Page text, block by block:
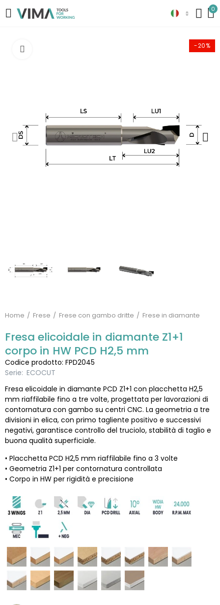
0
-20%
Home Frese Frese con gambo dritte Frese in diamante
Fresa elicoidale in diamante Z1+1
corpo in HW PCD H2,5 mm
Codice prodotto: FPD2045
Serie: ECOCUT
Fresa elicoidale in diamante PCD Z1+1 con placchetta H2,5
mm riaffilabile fino a tre volte, progettata per lavorazioni di
contornatura con gambo su centri CNC. La geometria a tre
divisioni in elica, con primo tagliente positivo e successivi
negativi, garantisce controllo del truciolo, stabilità di taglio e
buona qualità superficiale.
• Placchetta PCD H2,5 mm riaffilabile fino a 3 volte
• Geometria Z1+1 per contornatura controllata
• Corpo in HW per rigidità e precisione